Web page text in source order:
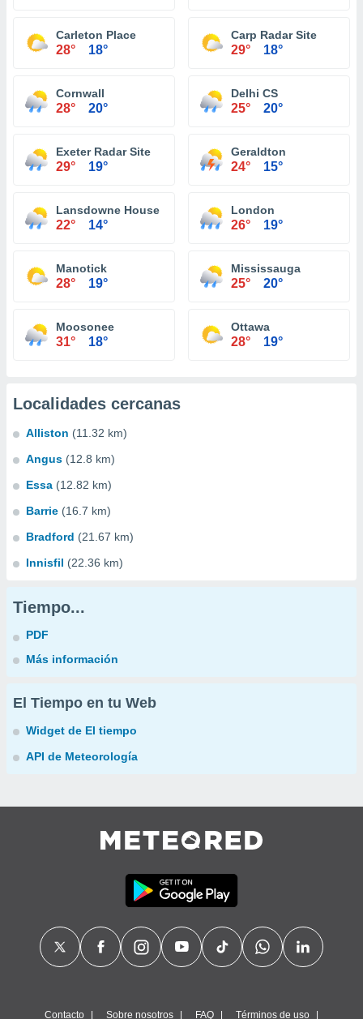
Carleton Place
28° 18°
Carp Radar Site
29° 18°
Cornwall
28° 20°
Delhi CS
25° 20°
Exeter Radar Site
29° 19°
Geraldton
24° 15°
Lansdowne House
22° 14°
London
26° 19°
Manotick
28° 19°
Mississauga
25° 20°
Moosonee
31° 18°
Ottawa
28° 19°
Localidades cercanas
Alliston (11.32 km)
Angus (12.8 km)
Essa (12.82 km)
Barrie (16.7 km)
Bradford (21.67 km)
Innisfil (22.36 km)
Tiempo...
PDF
Más información
El Tiempo en tu Web
Widget de El tiempo
API de Meteorología
Contacto Sobre nosotros FAQ Términos de uso